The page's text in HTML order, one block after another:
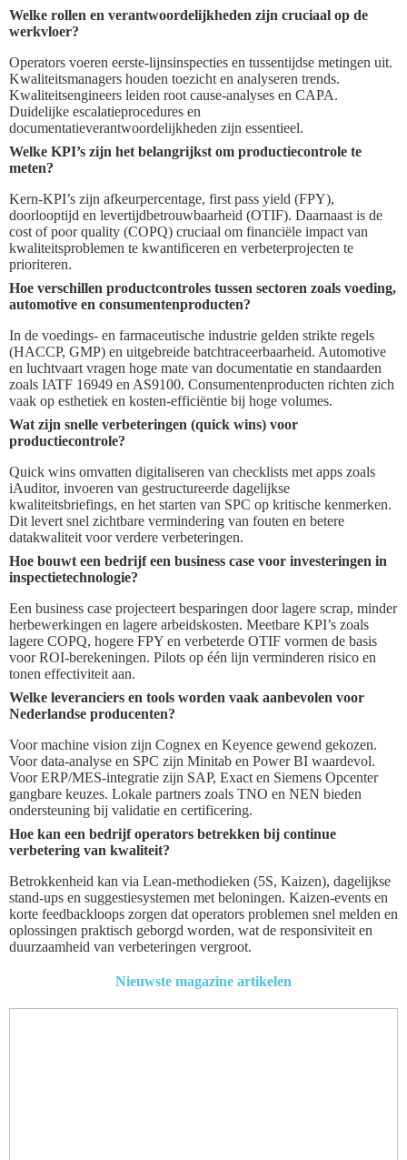
Welke rollen en verantwoordelijkheden zijn cruciaal op de
werkvloer?
Operators voeren eerste-lijnsinspecties en tussentijdse metingen uit.
Kwaliteitsmanagers houden toezicht en analyseren trends.
Kwaliteitsengineers leiden root cause-analyses en CAPA.
Duidelijke escalatieprocedures en
documentatieverantwoordelijkheden zijn essentieel.
Welke KPI’s zijn het belangrijkst om productiecontrole te
meten?
Kern-KPI’s zijn afkeurpercentage, first pass yield (FPY),
doorlooptijd en levertijdbetrouwbaarheid (OTIF). Daarnaast is de
cost of poor quality (COPQ) cruciaal om financiële impact van
kwaliteitsproblemen te kwantificeren en verbeterprojecten te
prioriteren.
Hoe verschillen productcontroles tussen sectoren zoals voeding,
automotive en consumentenproducten?
In de voedings- en farmaceutische industrie gelden strikte regels
(HACCP, GMP) en uitgebreide batchtraceerbaarheid. Automotive
en luchtvaart vragen hoge mate van documentatie en standaarden
zoals IATF 16949 en AS9100. Consumentenproducten richten zich
vaak op esthetiek en kosten-efficiëntie bij hoge volumes.
Wat zijn snelle verbeteringen (quick wins) voor
productiecontrole?
Quick wins omvatten digitaliseren van checklists met apps zoals
iAuditor, invoeren van gestructureerde dagelijkse
kwaliteitsbriefings, en het starten van SPC op kritische kenmerken.
Dit levert snel zichtbare vermindering van fouten en betere
datakwaliteit voor verdere verbeteringen.
Hoe bouwt een bedrijf een business case voor investeringen in
inspectietechnologie?
Een business case projecteert besparingen door lagere scrap, minder
herbewerkingen en lagere arbeidskosten. Meetbare KPI’s zoals
lagere COPQ, hogere FPY en verbeterde OTIF vormen de basis
voor ROI-berekeningen. Pilots op één lijn verminderen risico en
tonen effectiviteit aan.
Welke leveranciers en tools worden vaak aanbevolen voor
Nederlandse producenten?
Voor machine vision zijn Cognex en Keyence gewend gekozen.
Voor data-analyse en SPC zijn Minitab en Power BI waardevol.
Voor ERP/MES-integratie zijn SAP, Exact en Siemens Opcenter
gangbare keuzes. Lokale partners zoals TNO en NEN bieden
ondersteuning bij validatie en certificering.
Hoe kan een bedrijf operators betrekken bij continue
verbetering van kwaliteit?
Betrokkenheid kan via Lean-methodieken (5S, Kaizen), dagelijkse
stand-ups en suggestiesystemen met beloningen. Kaizen-events en
korte feedbackloops zorgen dat operators problemen snel melden en
oplossingen praktisch geborgd worden, wat de responsiviteit en
duurzaamheid van verbeteringen vergroot.
Nieuwste magazine artikelen